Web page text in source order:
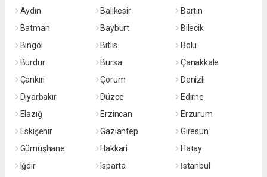
Aydın
Balıkesir
Bartın
Batman
Bayburt
Bilecik
Bingöl
Bitlis
Bolu
Burdur
Bursa
Çanakkale
Çankırı
Çorum
Denizli
Diyarbakır
Düzce
Edirne
Elazığ
Erzincan
Erzurum
Eskişehir
Gaziantep
Giresun
Gümüşhane
Hakkari
Hatay
Iğdır
Isparta
İstanbul